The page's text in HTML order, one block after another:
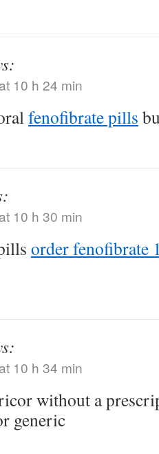
10 h 24 min
fenofibrate pills
10 h 30 min
order fenofibrate
10 h 34 min
without a
generic